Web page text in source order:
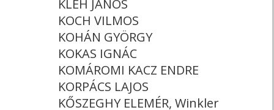
KLÉH JÁNOS
KOCH VILMOS
KOHÁN GYÖRGY
KOKAS IGNÁC
KOMÁROMI KACZ ENDRE
KORPÁCS LAJOS
KŐSZEGHY ELEMÉR, Winkler